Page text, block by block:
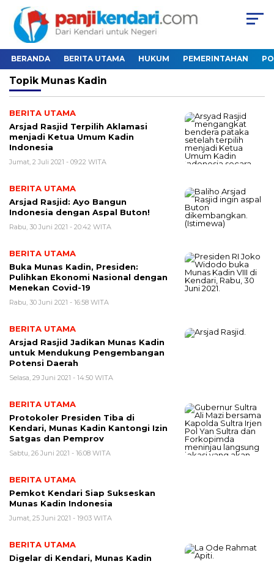
BERANDA BERITA UTAMA HUKUM PEMERINTAHAN
Topik Munas Kadin
BERITA UTAMA
Arsjad Rasjid Terpilih Aklamasi
menjadi Ketua Umum Kadin
Indonesia
Jumat, 2 Juli 2021 - 09:22 WITA
BERITA UTAMA
Arsjad Rasjid: Ayo Bangun
Indonesia dengan Aspal Buton!
Rabu, 30 Juni 2021 - 20:42 WITA
BERITA UTAMA
Buka Munas Kadin, Presiden:
Pulihkan Ekonomi Nasional dengan
Menekan Covid-19
Rabu, 30 Juni 2021 - 16:58 WITA
BERITA UTAMA
Arsjad Rasjid Jadikan Munas Kadin
untuk Mendukung Pengembangan
Potensi Daerah
Selasa, 29 Juni 2021 - 14:50 WITA
BERITA UTAMA
Protokoler Presiden Tiba di
Kendari, Munas Kadin Kantongi Izin
Satgas dan Pemprov
Sabtu, 26 Juni 2021 - 16:08 WITA
BERITA UTAMA
Pemkot Kendari Siap Sukseskan
Munas Kadin Indonesia
Jumat, 25 Juni 2021 - 19:03 WITA
BERITA UTAMA
Digelar di Kendari, Munas Kadin